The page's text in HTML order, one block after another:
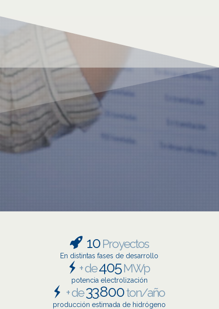
10 Proyectos
En distintas fases de desarrollo
+ de405MWp
potencia electrolización
+ de33.800ton/año
producción estimada de hidrógeno